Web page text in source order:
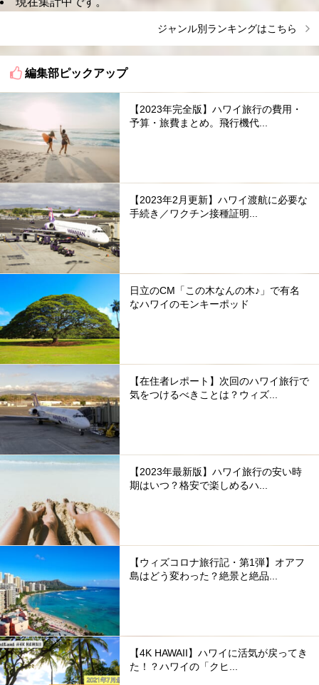
ジャンル別ランキングはこちら
編集部ピックアップ
【2023年完全版】ハワイ旅行の費用・
予算・旅費まとめ。飛行機代...
【2023年2月更新】ハワイ渡航に必要な
手続き／ワクチン接種証明...
日立のCM「この木なんの木♪」で有名
なハワイのモンキーポッド
【在住者レポート】次回のハワイ旅行で
気をつけるべきことは？ウィズ...
【2023年最新版】ハワイ旅行の安い時
期はいつ？格安で楽しめるハ...
【ウィズコロナ旅行記・第1弾】オアフ
島はどう変わった？絶景と絶品...
【4K HAWAII】ハワイに活気が戻ってき
た！？ハワイの「クヒ...